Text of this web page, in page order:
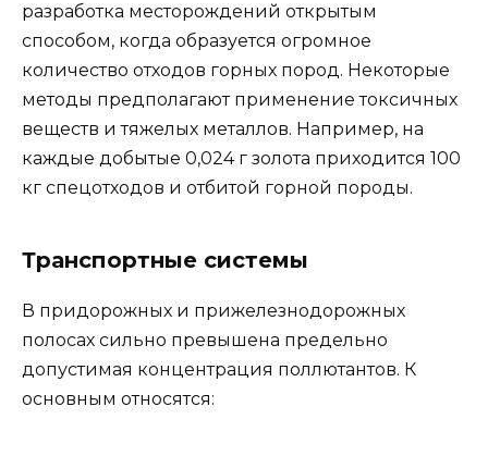
разработка месторождений открытым
способом, когда образуется огромное
количество отходов горных пород. Некоторые
методы предполагают применение токсичных
веществ и тяжелых металлов. Например, на
каждые добытые 0,024 г золота приходится 100
кг спецотходов и отбитой горной породы.
Транспортные системы
В придорожных и прижелезнодорожных
полосах сильно превышена предельно
допустимая концентрация поллютантов. К
основным относятся: